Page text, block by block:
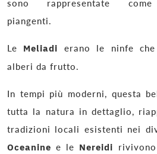
sono rappresentate come
piangenti.
Le Meliadi erano le ninfe che
alberi da frutto.
In tempi più moderni, questa
tutta la natura in dettaglio,
tradizioni locali esistenti nei
Oceanine e le Nereidi